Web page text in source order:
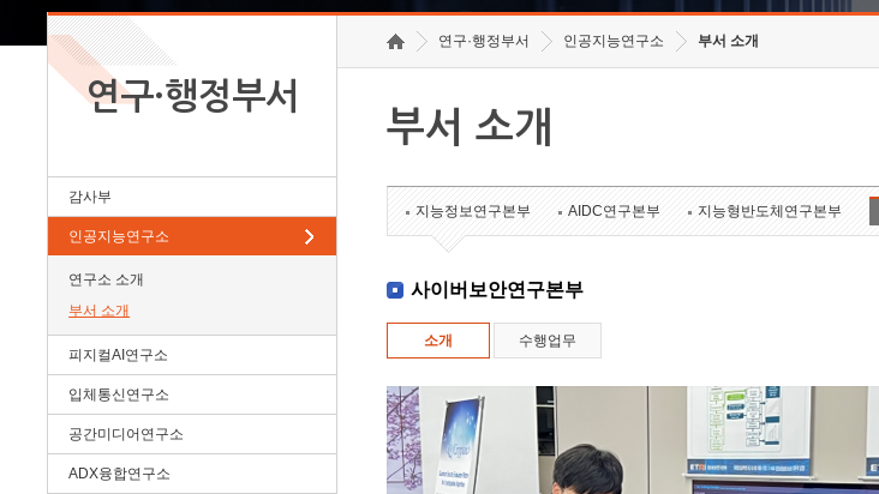
연구·행정부서
감사부
인공지능연구소
연구소 소개
부서 소개
피지컬AI연구소
입체통신연구소
공간미디어연구소
ADX융합연구소
연구·행정부서 인공지능연구소 부서 소개
부서 소개
지능정보연구본부 AIDC연구본부 지능형반도체연구본부
사이버보안연구본부
소개 수행업무